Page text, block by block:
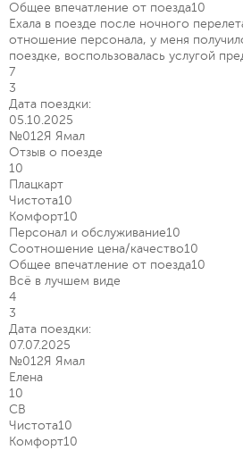
Общее впечатление от поезда10
Ехала в поезде после ночного
отношение персонала, у меня
поездке, воспользовалась услугой
7
3
Дата поездки:
05.10.2025
№012Я Ямал
Отзыв о поезде
10
Плацкарт
Чистота10
Комфорт10
Персонал и обслуживание10
Соотношение цена/качество10
Общее впечатление от поезда10
Всё в лучшем виде
4
3
Дата поездки:
07.07.2025
№012Я Ямал
Елена
10
СВ
Чистота10
Комфорт10